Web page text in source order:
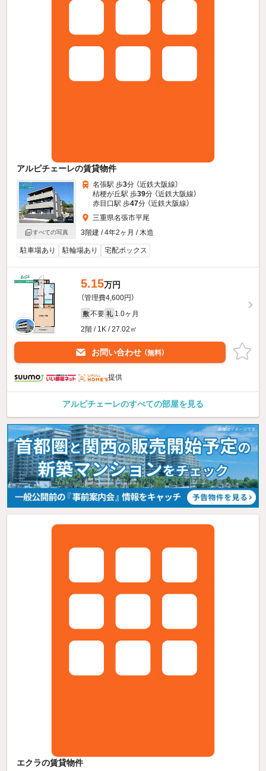
アルピチェーレの賃貸物件
すべての写真
名張駅 歩3分 （近鉄大阪線）
桔梗が丘駅 歩39分 （近鉄大阪線）
赤目口駅 歩47分 （近鉄大阪線）
三重県名張市平尾
3階建 / 4年2ヶ月 / 木造
駐車場あり 駐輪場あり 宅配ボックス
5.15万円
（管理費4,600円）
敷 不要 礼 1.0ヶ月
2階 / 1K / 27.02㎡
お問い合わせ （無料）
提供
アルピチェーレのすべての部屋を見る
エクラの賃貸物件